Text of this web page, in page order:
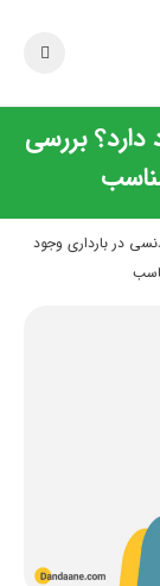
دارد؟ بررسی
در بارداری وجود